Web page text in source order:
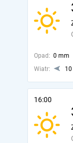
Opad: 0 mm
Wiatr:
16:00